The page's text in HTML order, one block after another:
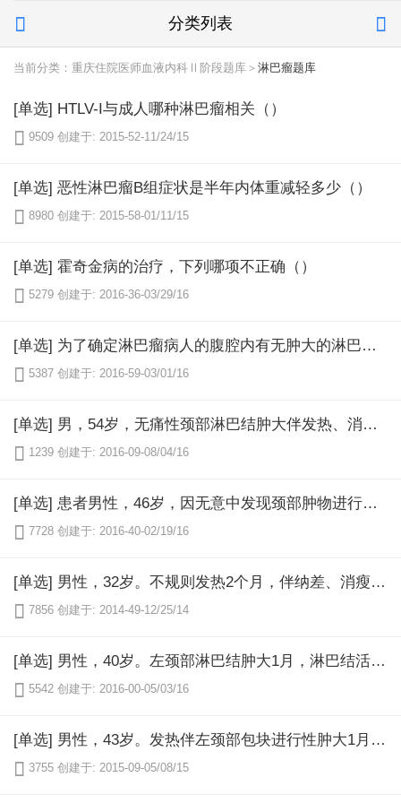
 分类列表 
当前分类：重庆住院医师血液内科Ⅱ阶段题库＞ 淋巴瘤题库
[单选] HTLV-I与成人哪种淋巴瘤相关（）
 9509 创建于: 2015-52-11/24/15
[单选] 恶性淋巴瘤B组症状是半年内体重减轻多少（）
 8980 创建于: 2015-58-01/11/15
[单选] 霍奇金病的治疗，下列哪项不正确（）
 5279 创建于: 2016-36-03/29/16
[单选] 为了确定淋巴瘤病人的腹腔内有无肿大的淋巴结，腹部检查的首选方法是（）
 5387 创建于: 2016-59-03/01/16
[单选] 男，54岁，无痛性颈部淋巴结肿大伴发热、消瘦、盗汗6个月余，化验Hb140g／L，WBC6．5×109／L，分类正常，Plt280×109／L，淋巴结活检见到R-S细胞，下列表现最不易见到的是（）
 1239 创建于: 2016-09-08/04/16
[单选] 患者男性，46岁，因无意中发现颈部肿物进行性肿大1个月，在门诊做活检确诊为T细胞型淋巴瘤，病后发热达38度以上，体重由74千克降至60千克，二便正常，查体：T38．5度，双颈部和右腋下均有数个蚕豆大小淋巴结，活动无压痛，心肺（-），腹平软，肝、脾肋下未及，血常规和骨髓检查均未见异常。为判断淋巴瘤是A组或B组，还应询问何病史（）
 7728 创建于: 2016-40-02/19/16
[单选] 男性，32岁。不规则发热2个月，伴纳差、消瘦、皮肤瘙痒就诊。体检：体温39℃，颈部及锁骨上可扪及多个蚕豆大小淋巴结，质硬，活动，无压痛，肝肋下1cm，脾肋下3cm。化验：WBC25×109／L，N0．85（85％），L0．10（10％），E0．05（5％），给予多种抗生素治疗无效，吲哚美辛（消炎痛）可暂时退热。为明确诊断，宜作检查是（）
 7856 创建于: 2014-49-12/25/14
[单选] 男性，40岁。左颈部淋巴结肿大1月，淋巴结活检组织病理学为纤维化伴局限性坏死，有中性粒细胞，嗜酸性粒细胞，浆细胞，淋巴细胞及组织细胞浸润，其间可见大量里一斯细胞。其组织分型为：（）
 5542 创建于: 2016-00-05/03/16
[单选] 男性，43岁。发热伴左颈部包块进行性肿大1月，包块活检确诊为B淋巴细胞性非霍奇金淋巴瘤住院。体检：体温38．7℃，左颈部及双腋下扪及多个蚕豆大小淋巴结，质硬无压痛，胸片，腹腔CT及骨髓涂片均无异常。临床分期是（）
 3755 创建于: 2015-09-05/08/15